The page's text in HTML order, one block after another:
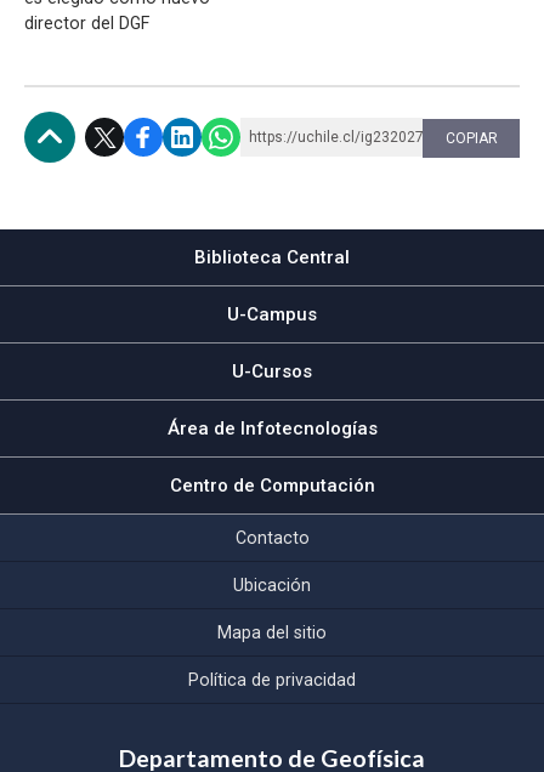
director del DGF
https://uchile.cl/ig232027 COPIAR
Biblioteca Central
U-Campus
U-Cursos
Área de Infotecnologías
Centro de Computación
Contacto
Ubicación
Mapa del sitio
Política de privacidad
Departamento de Geofísica